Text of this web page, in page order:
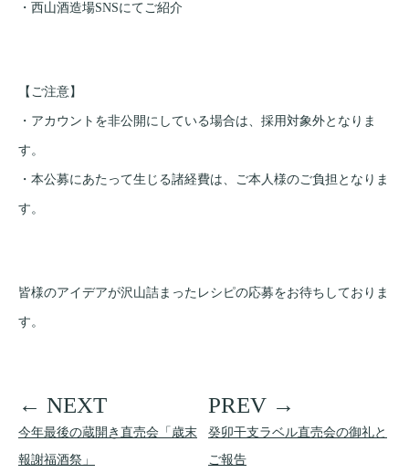
・西山酒造場SNSにてご紹介
【ご注意】
・アカウントを非公開にしている場合は、採用対象外となりま
す。
・本公募にあたって生じる諸経費は、ご本人様のご負担となりま
す。
皆様のアイデアが沢山詰まったレシピの応募をお待ちしておりま
す。
今年最後の蔵開き直売会「歳末
報謝福酒祭」
癸卯干支ラベル直売会の御礼と
ご報告